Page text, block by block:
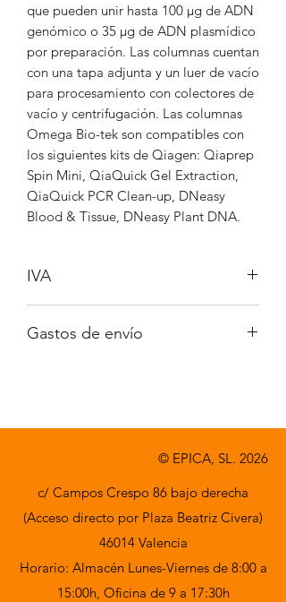
que pueden unir hasta 100 µg de ADN
genómico o 35 µg de ADN plasmídico
por preparación. Las columnas cuentan
con una tapa adjunta y un luer de vacío
para procesamiento con colectores de
vacío y centrifugación. Las columnas
Omega Bio-tek son compatibles con
los siguientes kits de Qiagen: Qiaprep
Spin Mini, QiaQuick Gel Extraction,
QiaQuick PCR Clean-up, DNeasy
Blood & Tissue, DNeasy Plant DNA.
IVA
Gastos de envío
© EPICA, SL. 2026
c/ Campos Crespo 86 bajo derecha
(Acceso directo por Plaza Beatriz Civera)
46014 Valencia
Horario: Almacén Lunes-Viernes de 8:00 a
15:00h, Oficina de 9 a 17:30h